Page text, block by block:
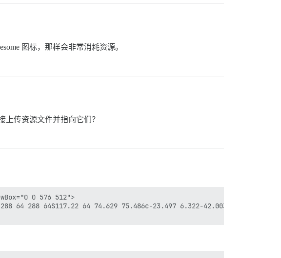
图标，那样会非常消耗资源。
上传资源文件并指向它们？
0 576 512">
64 288 64S117.22 64 74.629 75.486c-23.497 6.322-42.003 24.947-